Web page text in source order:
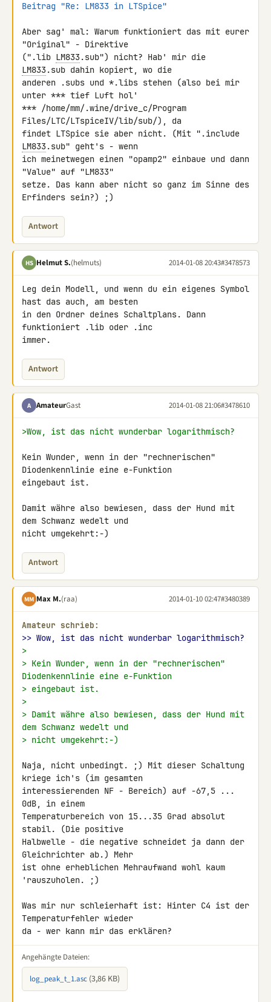
Beitrag "Re: LM833 in LTSpice"
Aber sag' mal: Warum funktioniert das mit eurer
"Original" - Direktive
(".lib LM833
LM833.sub dahin kopiert, wo die
anderen .subs und *.libs stehen (also bei mir
unter *** tief Luft hol'
*** /home/mm/.wine/drive_c/Program
Files/LTC/LTspiceIV/lib/sub/), da
LM833.sub" geht's - wenn
ich meinetwegen einen "opamp2" einbaue und dann
"Value" auf "LM833"
setze. Das kann aber nicht so ganz im Sinne des
Erfinders sein?) ;)
Antwort
HS Helmut S.(helmuts) 2014-01-08 20:43#3478573
Leg dein Modell, und wenn du ein eigenes Symbol
hast das auch, am besten
in den Ordner deines Schaltplans. Dann
funktioniert .lib oder .inc
immer.
Antwort
A AmateurGast 2014-01-08 21:06#3478610
>Wow, ist das nicht wunderbar logarithmisch?
Kein Wunder, wenn in der "rechnerischen"
Diodenkennlinie eine e-Funktion
eingebaut ist.
Damit währe also bewiesen, dass der Hund mit
dem Schwanz wedelt und
nicht umgekehrt:-)
Antwort
MM Max M.(raa) 2014-01-10 02:47#3480389
Amateur schrieb:
>> Wow, ist das nicht wunderbar logarithmisch?
>
> Kein Wunder, wenn in der "rechnerischen"
Diodenkennlinie eine e-Funktion
> eingebaut ist.
>
> Damit währe also bewiesen, dass der Hund mit
dem Schwanz wedelt und
> nicht umgekehrt:-)
Naja, nicht unbedingt. ;) Mit dieser Schaltung
kriege ich's (im gesamten
interessierenden NF - Bereich) auf -67,5 ...
0dB, in einem
Temperaturbereich von 15...35 Grad absolut
stabil. (Die positive
Halbwelle - die negative schneidet ja dann der
Gleichrichter ab.) Mehr
ist ohne erheblichen Mehraufwand wohl kaum
'rauszuholen. ;)
Was mir nur schleierhaft ist: Hinter C4 ist der
Temperaturfehler wieder
da - wer kann mir das erklären?
Angehängte Dateien:
log_peak_t_1.asc (3,86 KB)